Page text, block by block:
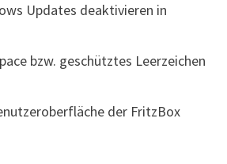
Updates deaktivieren in
bzw. geschütztes Leerzeichen
der FritzBox